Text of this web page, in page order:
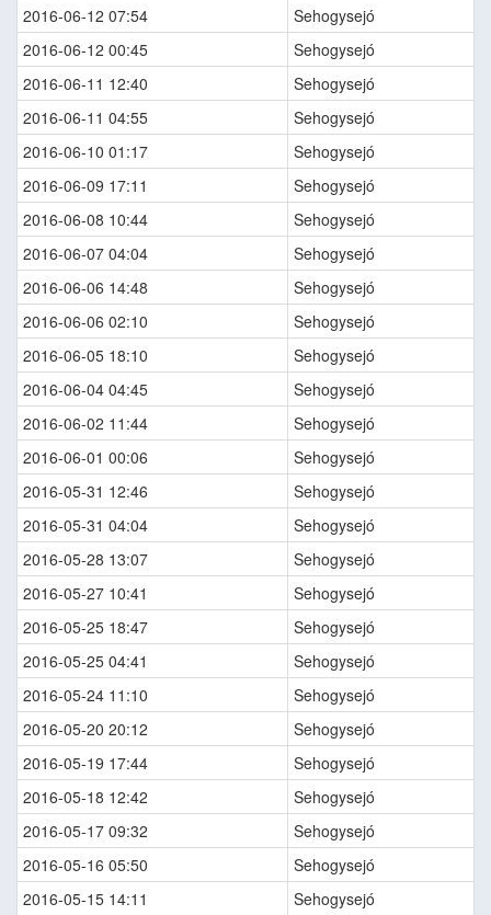
2016-06-12 07:54
Sehogysejó
2016-06-12 00:45
Sehogysejó
2016-06-11 12:40
Sehogysejó
2016-06-11 04:55
Sehogysejó
2016-06-10 01:17
Sehogysejó
2016-06-09 17:11
Sehogysejó
2016-06-08 10:44
Sehogysejó
2016-06-07 04:04
Sehogysejó
2016-06-06 14:48
Sehogysejó
2016-06-06 02:10
Sehogysejó
2016-06-05 18:10
Sehogysejó
2016-06-04 04:45
Sehogysejó
2016-06-02 11:44
Sehogysejó
2016-06-01 00:06
Sehogysejó
2016-05-31 12:46
Sehogysejó
2016-05-31 04:04
Sehogysejó
2016-05-28 13:07
Sehogysejó
2016-05-27 10:41
Sehogysejó
2016-05-25 18:47
Sehogysejó
2016-05-25 04:41
Sehogysejó
2016-05-24 11:10
Sehogysejó
2016-05-20 20:12
Sehogysejó
2016-05-19 17:44
Sehogysejó
2016-05-18 12:42
Sehogysejó
2016-05-17 09:32
Sehogysejó
2016-05-16 05:50
Sehogysejó
2016-05-15 14:11
Sehogysejó